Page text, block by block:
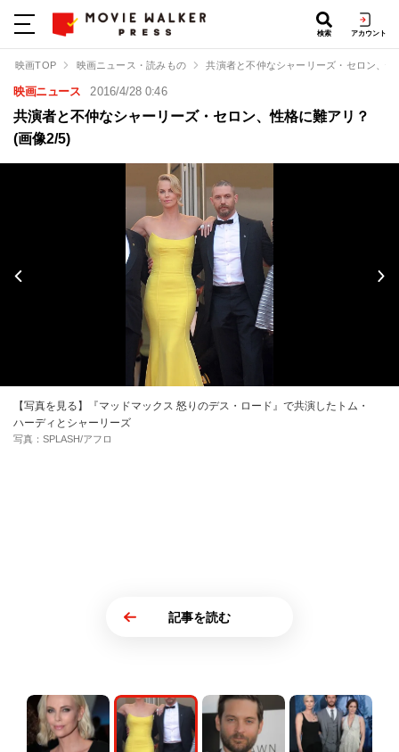
検索 アカウント
映画TOP 映画ニュース・読みもの 共演者と不仲なシャーリーズ・セロン、性
映画ニュース 2016/4/28 0:46
共演者と不仲なシャーリーズ・セロン、性格に難アリ？
(画像2/5)
【写真を見る】『マッドマックス 怒りのデス・ロード』で共演したトム・
ハーディとシャーリーズ
写真：SPLASH/アフロ
記事を読む